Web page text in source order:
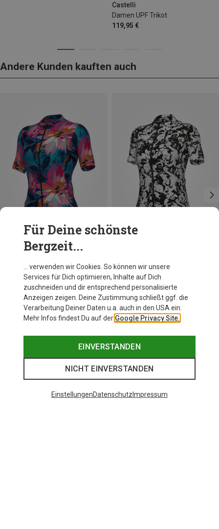
Castelli
Damen UPF Trikot
119,95 €
Andere Kunden kauften auch
Du sparst 32%
Für Deine schönste
Bergzeit...
… verwenden wir Cookies. So können wir unsere
Services für Dich optimieren, Inhalte auf Dich
zuschneiden und dir entsprechend personalisierte
Anzeigen zeigen. Deine Zustimmung schließt ggf. die
Verarbeitung Deiner Daten u.a. auch in den USA ein.
Mehr Infos findest Du auf der Google Privacy Site.
EINVERSTANDEN
NICHT EINVERSTANDEN
EinstellungenDatenschutz Impressum